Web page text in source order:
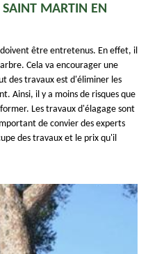
SAINT MARTIN EN
être entretenus. En effet, il
Cela va encourager une
des travaux est d'éliminer les
Ainsi, il y a moins de risques que
Les travaux d'élagage sont
de convier des experts
des travaux et le prix qu'il